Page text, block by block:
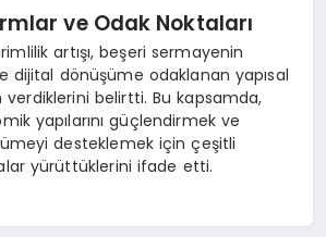
ve Odak Noktaları
artışı, beşeri sermayenin
dijital dönüşüme odaklanan yapısal
belirtti. Bu kapsamda,
yapılarını güçlendirmek ve
desteklemek için çeşitli
yürüttüklerini ifade etti.